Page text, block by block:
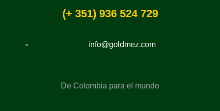
(+ 351) 936 524 729
info@goldmez.com
De Colombia para el mundo